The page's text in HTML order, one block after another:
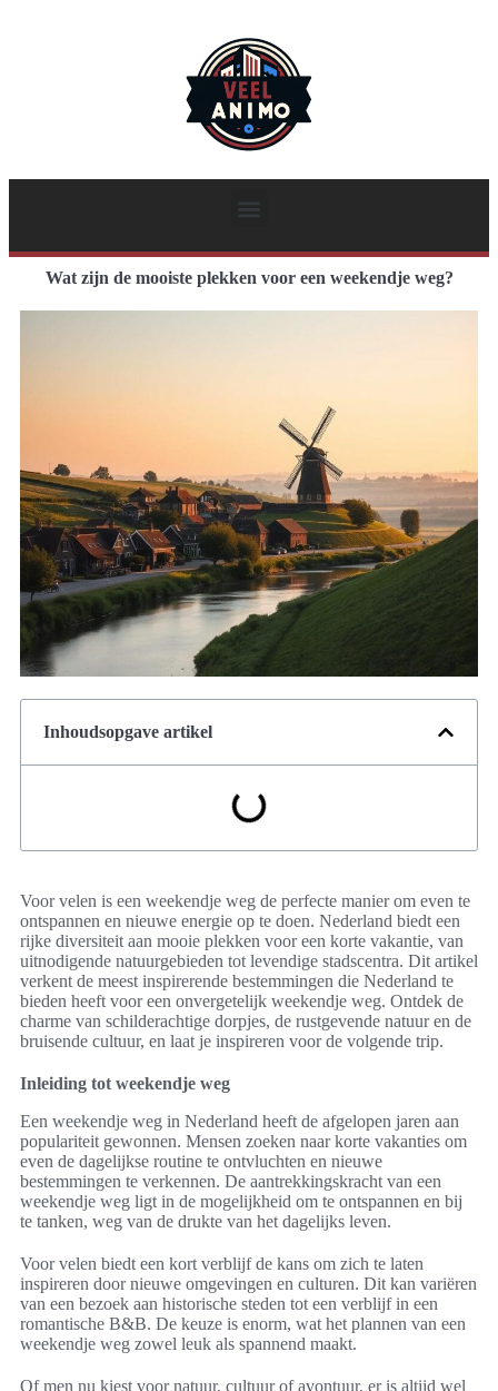
Wat zijn de mooiste plekken voor een weekendje weg?
Inhoudsopgave artikel
Voor velen is een weekendje weg de perfecte manier om even te
ontspannen en nieuwe energie op te doen. Nederland biedt een
rijke diversiteit aan mooie plekken voor een korte vakantie, van
uitnodigende natuurgebieden tot levendige stadscentra. Dit artikel
verkent de meest inspirerende bestemmingen die Nederland te
bieden heeft voor een onvergetelijk weekendje weg. Ontdek de
charme van schilderachtige dorpjes, de rustgevende natuur en de
bruisende cultuur, en laat je inspireren voor de volgende trip.
Inleiding tot weekendje weg
Een weekendje weg in Nederland heeft de afgelopen jaren aan
populariteit gewonnen. Mensen zoeken naar korte vakanties om
even de dagelijkse routine te ontvluchten en nieuwe
bestemmingen te verkennen. De aantrekkingskracht van een
weekendje weg ligt in de mogelijkheid om te ontspannen en bij
te tanken, weg van de drukte van het dagelijks leven.
Voor velen biedt een kort verblijf de kans om zich te laten
inspireren door nieuwe omgevingen en culturen. Dit kan variëren
van een bezoek aan historische steden tot een verblijf in een
romantische B&B. De keuze is enorm, wat het plannen van een
weekendje weg zowel leuk als spannend maakt.
Of men nu kiest voor natuur, cultuur of avontuur, er is altijd wel